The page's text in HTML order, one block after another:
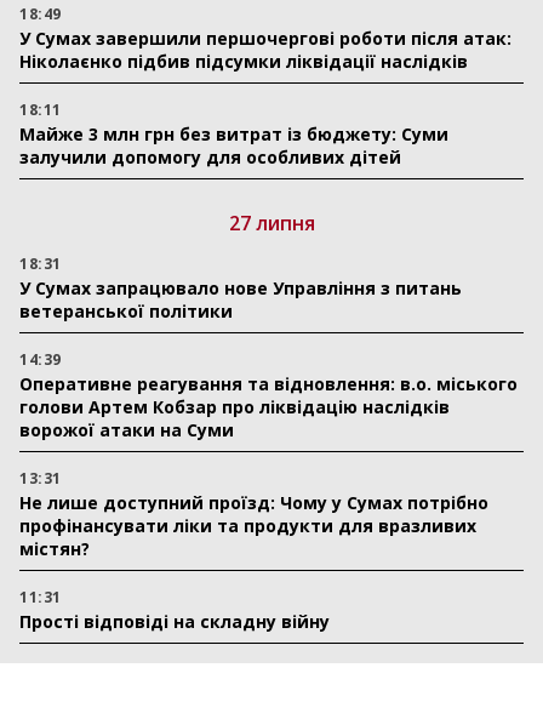
18:49
У Сумах завершили першочергові роботи після атак:
Ніколаєнко підбив підсумки ліквідації наслідків
18:11
Майже 3 млн грн без витрат із бюджету: Суми
залучили допомогу для особливих дітей
27 липня
18:31
У Сумах запрацювало нове Управління з питань
ветеранської політики
14:39
Оперативне реагування та відновлення: в.о. міського
голови Артем Кобзар про ліквідацію наслідків
ворожої атаки на Суми
13:31
Не лише доступний проїзд: Чому у Сумах потрібно
профінансувати ліки та продукти для вразливих
містян?
11:31
Прості відповіді на складну війну